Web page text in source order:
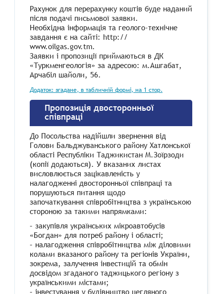
Рахунок для перерахунку коштів буде наданий
після подачі письмової заявки.
Необхідна інформація та геолого-технічне
завдання є на сайті: http://
www.oilgas.gov.tm.
Заявки і пропозиції приймаються в ДК
«Туркменгеологія» за адресою: м.Ашгабат,
Арчабіл шайоли, 56.
Додаток: згадане, в табличній формі, на 1 стор.
Пропозиція двосторонньої
співпраці
До Посольства надійшли звернення від
Голови Бальджуванського району Хатлонської
області Республіки Таджикистан М.Зоїрзоди
(копії додаються). У вказаних листах
висловлюється зацікавленість у
налагодженні двосторонньої співпраці та
порушуються питання щодо
започаткування співробітництва з українською
стороною за такими напрямками:
– закупівля українських мікроавтобусів
«Богдан» для потреб району і області;
– налагодження співробітництва між діловими
колами вказаного району та регіонів України,
зокрема, залучення інвестицій та обмін
досвідом згаданого таджицького регіону з
українськими містами;
– інвестування у будівництво цегляного